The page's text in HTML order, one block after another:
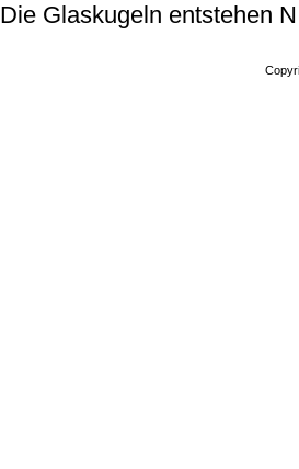
Die Glaskugeln entstehen